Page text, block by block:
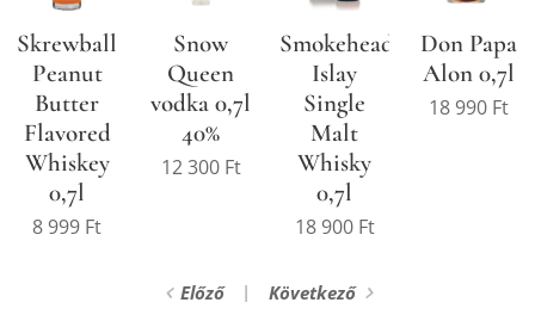
Skrewball
Peanut
Butter
Flavored
Whiskey
0,7l
8 999 Ft
Snow
Queen
vodka 0,7l
40%
12 300Ft
Smokehead
Islay
Single
Malt
Whisky
0,7l
18 900Ft
Don Papa
Alon 0,7l
18 990Ft
Előző Következő